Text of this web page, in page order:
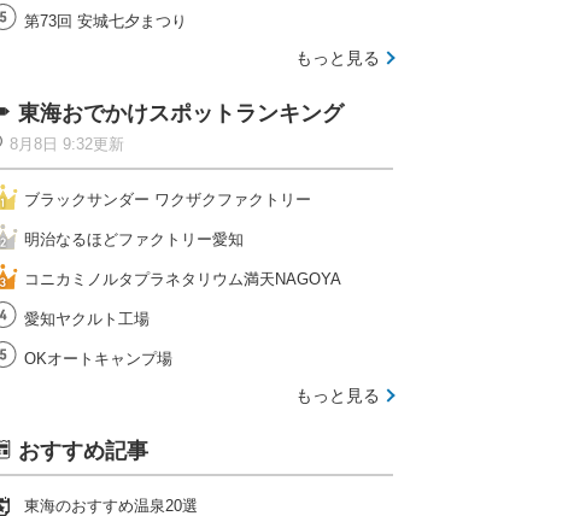
第73回 安城七夕まつり
もっと見る
東海おでかけスポットランキング
8月8日 9:32更新
ブラックサンダー ワクザクファクトリー
明治なるほどファクトリー愛知
コニカミノルタプラネタリウム満天NAGOYA
愛知ヤクルト工場
OKオートキャンプ場
もっと見る
おすすめ記事
東海のおすすめ温泉20選